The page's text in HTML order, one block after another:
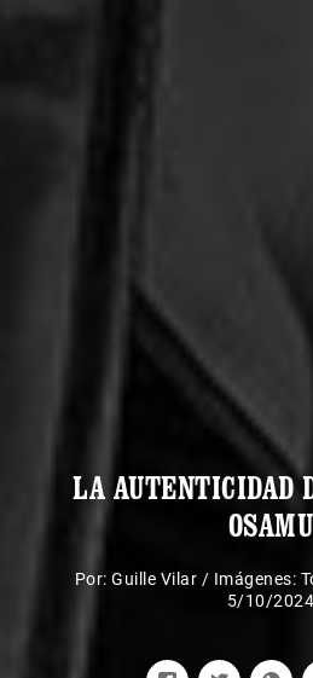
LA AUTENTICIDAD
OSAMU
Por:Guille Vilar / Imágenes:
5/10/2024